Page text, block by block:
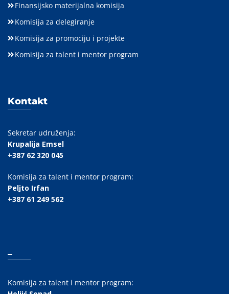
Finansijsko materijalna komisija
Komisija za delegiranje
Komisija za promociju i projekte
Komisija za talent i mentor program
Kontakt
Sekretar udruženja:
Krupalija Emsel
+387 62 320 045
Komisija za talent i mentor program:
Peljto Irfan
+387 61 249 562
Komisija za talent i mentor program: